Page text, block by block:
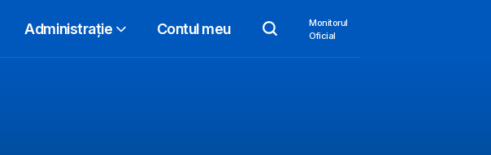
Administrație Contul meu
Monitorul
Oficial